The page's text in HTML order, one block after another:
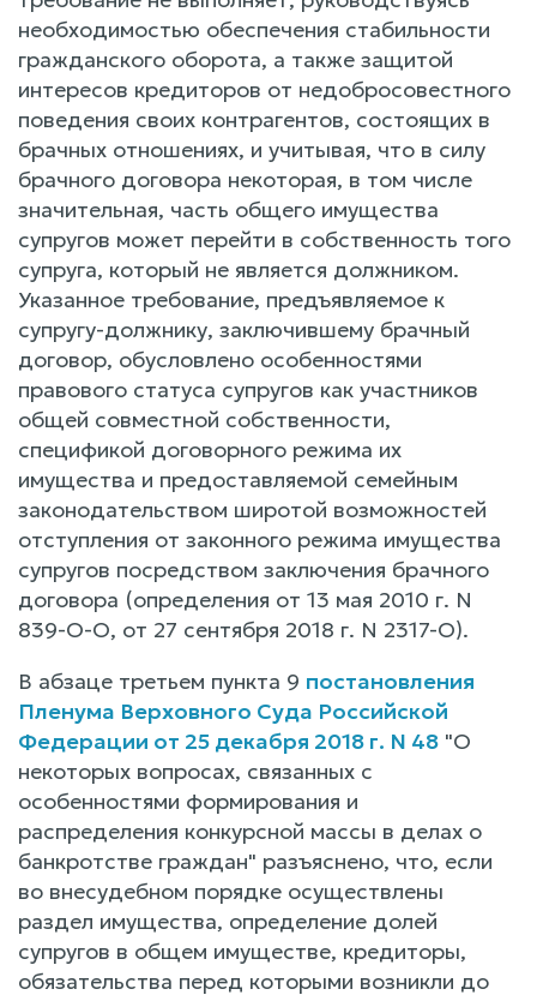
необходимостью обеспечения стабильности
гражданского оборота, а также защитой
интересов кредиторов от недобросовестного
поведения своих контрагентов, состоящих в
брачных отношениях, и учитывая, что в силу
брачного договора некоторая, в том числе
значительная, часть общего имущества
супругов может перейти в собственность того
супруга, который не является должником.
Указанное требование, предъявляемое к
супругу-должнику, заключившему брачный
договор, обусловлено особенностями
правового статуса супругов как участников
общей совместной собственности,
спецификой договорного режима их
имущества и предоставляемой семейным
законодательством широтой возможностей
отступления от законного режима имущества
супругов посредством заключения брачного
договора (определения от 13 мая 2010 г. N
839-О-О, от 27 сентября 2018 г. N 2317-О).
В абзаце третьем пункта 9 постановления
Пленума Верховного Суда Российской
Федерации от 25 декабря 2018 г. N 48 "О
некоторых вопросах, связанных с
особенностями формирования и
распределения конкурсной массы в делах о
банкротстве граждан" разъяснено, что, если
во внесудебном порядке осуществлены
раздел имущества, определение долей
супругов в общем имуществе, кредиторы,
обязательства перед которыми возникли до